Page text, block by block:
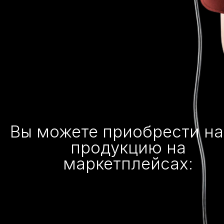
Вы можете приобрести
продукцию на
маркетплейсах: